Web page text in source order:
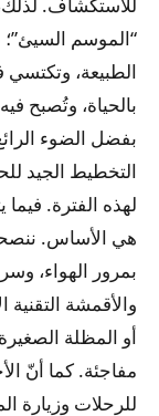
“الموسم
الطبيعة، وتكتسي
بالحياة، وتُصبح
بفضل الضوء
التخطيط الجيد
لهذه الفترة. فيما
هي الأساس.
بمرور الهواء،
والأقمشة
أو المظلة
مفاجئة. كما أنّ
للرحلات وزيارة